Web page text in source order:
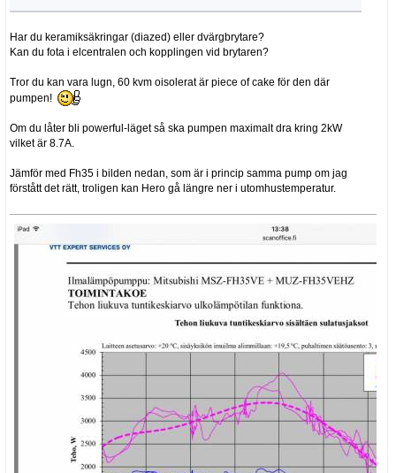
Har du keramiksäkringar (diazed) eller dvärgbrytare?
Kan du fota i elcentralen och kopplingen vid brytaren?
Tror du kan vara lugn, 60 kvm oisolerat är piece of cake för den där
pumpen!
Om du låter bli powerful-läget så ska pumpen maximalt dra kring 2kW
vilket är 8.7A.
Jämför med Fh35 i bilden nedan, som är i princip samma pump om jag
förstått det rätt, troligen kan Hero gå längre ner i utomhustemperatur.